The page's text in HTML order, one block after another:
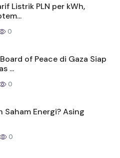
Listrik PLN per kWh,
0
of Peace di Gaza Siap
...
0
Saham Energi? Asing
0